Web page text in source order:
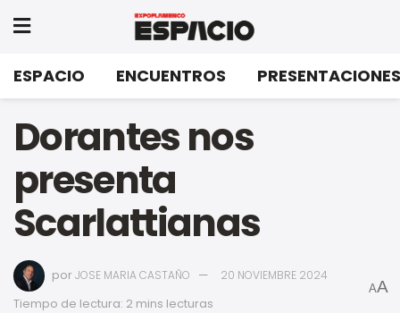
ESPACIO ENCUENTROS PRESENTACIONES
Dorantes nos
presenta
Scarlattianas
porJOSE MARIA CASTAÑO 20 NOVIEMBRE 2024
Tiempo de lectura: 2 mins lecturas
AA